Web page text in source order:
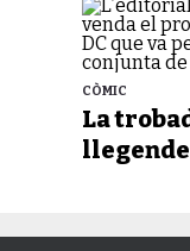
CÒMIC
La